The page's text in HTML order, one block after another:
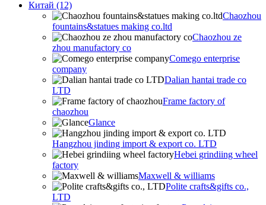
Китай (12)
Chaozhou
fountains&statues making co.ltd
Chaozhou ze
zhou manufactory co
Comego enterprise
company
Dalian hantai trade co
LTD
Frame factory of
chaozhou
Glance
Hangzhou jinding import & export co. LTD
Hebei grindiing wheel
factory
Maxwell & williams
Polite crafts&gifts co.,
LTD